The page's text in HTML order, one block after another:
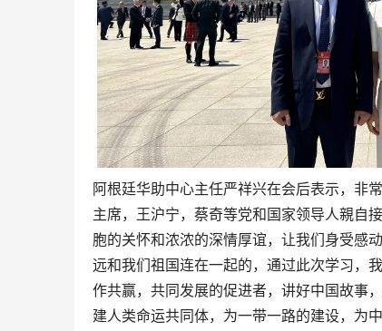
阿根廷华助中心主任严祥兴在会后表示，非
主席，王沪宁，蔡奇等党和国家领导人親自
胞的关怀和浓浓的深情厚谊，让我们身受感
远和我们祖国连在一起的，通过此次学习，
作共赢，共同发展的促进者，讲好中国故事
建人类命运共同体，为一带一路的建设，为